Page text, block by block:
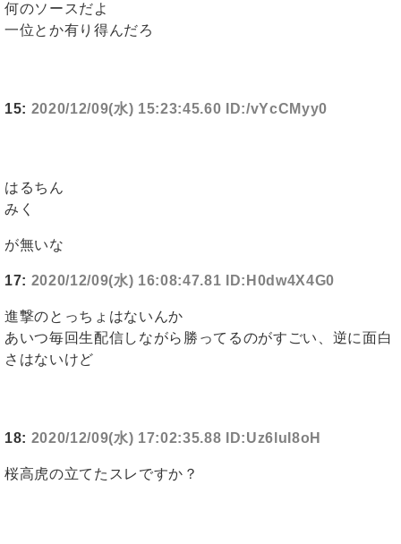
何のソースだよ
一位とか有り得んだろ
15: 2020/12/09(水) 15:23:45.60 ID:/vYcCMyy0
はるちん
みく
が無いな
17: 2020/12/09(水) 16:08:47.81 ID:H0dw4X4G0
進撃のとっちょはないんか
あいつ毎回生配信しながら勝ってるのがすごい、逆に面白
さはないけど
18: 2020/12/09(水) 17:02:35.88 ID:Uz6luI8oH
桜高虎の立てたスレですか？